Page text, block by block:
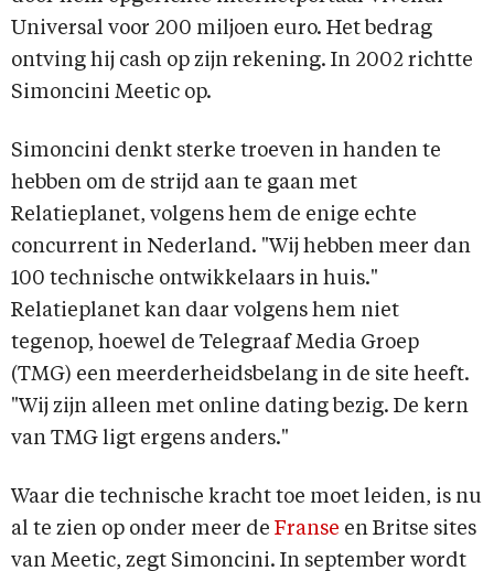
Universal voor 200 miljoen euro. Het bedrag
ontving hij cash op zijn rekening. In 2002 richtte
Simoncini Meetic op.
Simoncini denkt sterke troeven in handen te
hebben om de strijd aan te gaan met
Relatieplanet, volgens hem de enige echte
concurrent in Nederland. "Wij hebben meer dan
100 technische ontwikkelaars in huis."
Relatieplanet kan daar volgens hem niet
tegenop, hoewel de Telegraaf Media Groep
(TMG) een meerderheidsbelang in de site heeft.
"Wij zijn alleen met online dating bezig. De kern
van TMG ligt ergens anders."
Waar die technische kracht toe moet leiden, is nu
al te zien op onder meer de Franse en Britse sites
van Meetic, zegt Simoncini. In september wordt